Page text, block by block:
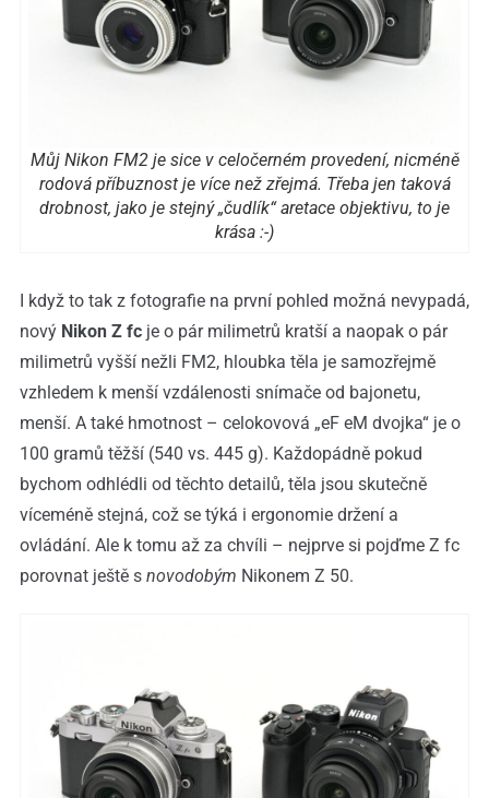
Můj Nikon FM2 je sice v celočerném provedení, nicméně
rodová příbuznost je více než zřejmá. Třeba jen taková
drobnost, jako je stejný „čudlík“ aretace objektivu, to je
krása :-)
I když to tak z fotografie na první pohled možná nevypadá,
nový Nikon Z fc je o pár milimetrů kratší a naopak o pár
milimetrů vyšší nežli FM2, hloubka těla je samozřejmě
vzhledem k menší vzdálenosti snímače od bajonetu,
menší. A také hmotnost – celokovová „eF eM dvojka“ je o
100 gramů těžší (540 vs. 445 g). Každopádně pokud
bychom odhlédli od těchto detailů, těla jsou skutečně
víceméně stejná, což se týká i ergonomie držení a
ovládání. Ale k tomu až za chvíli – nejprve si pojďme Z fc
porovnat ještě s novodobým Nikonem Z 50.